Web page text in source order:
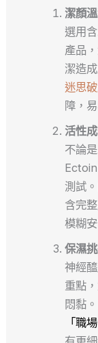
潔顏
選用
產品
潔造
迷思破
障，
活性
不論
測試
含完
模糊
保濕
神經
重點
悶黏
「職